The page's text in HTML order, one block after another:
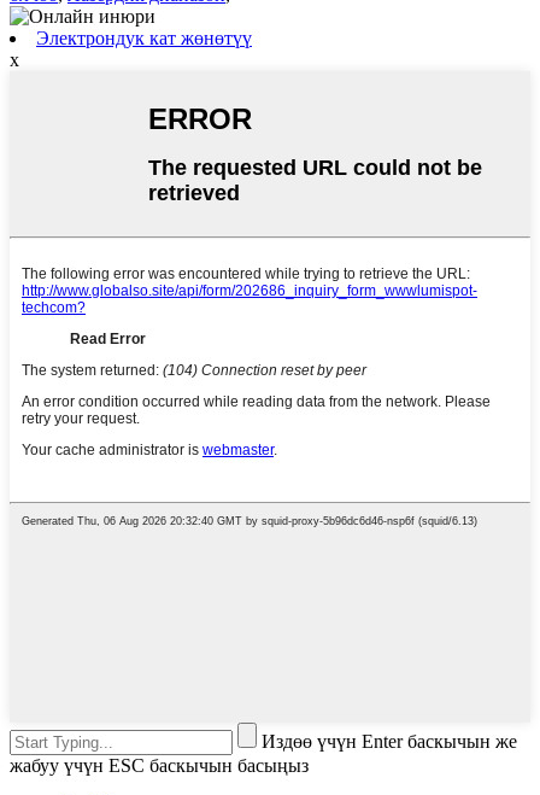
Электрондук кат жөнөтүү
x
Издөө үчүн Enter баскычын же
жабуу үчүн ESC баскычын басыңыз